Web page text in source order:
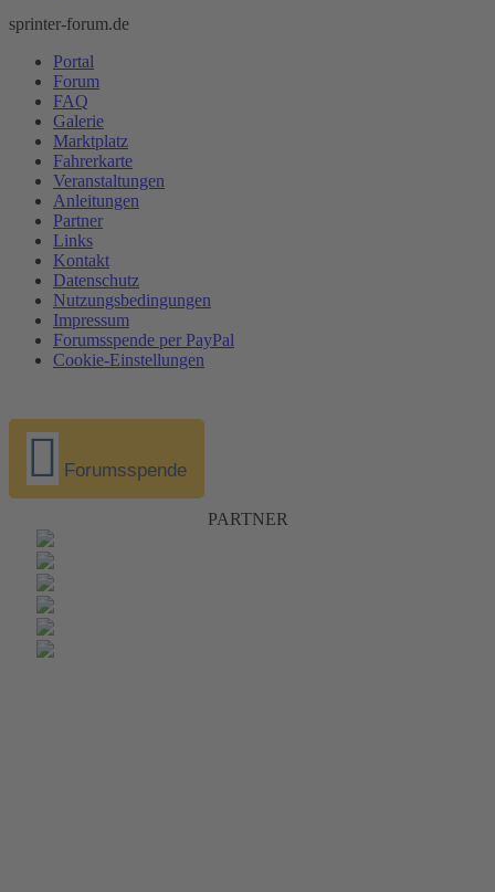
sprinter-forum.de
Portal
Forum
FAQ
Galerie
Marktplatz
Fahrerkarte
Veranstaltungen
Anleitungen
Partner
Links
Kontakt
Datenschutz
Nutzungsbedingungen
Impressum
Forumsspende per PayPal
Cookie-Einstellungen
Forumsspende
PARTNER